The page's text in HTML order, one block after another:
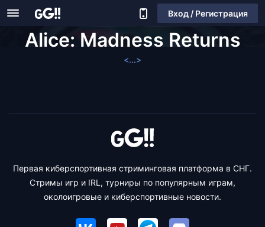
Вход / Регистрация
Alice: Madness Returns
<...>
Первая киберспортивная стриминговая платформа в СНГ.
Стримы игр и IRL, турниры по популярным играм,
околоигровые и киберспортивные новости.